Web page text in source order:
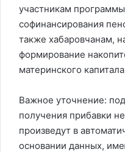
участникам
софинансирования
также хабаровчанам,
формирование
материнского
Важное уточнение:
получения прибавки
произведут в
основании данных,